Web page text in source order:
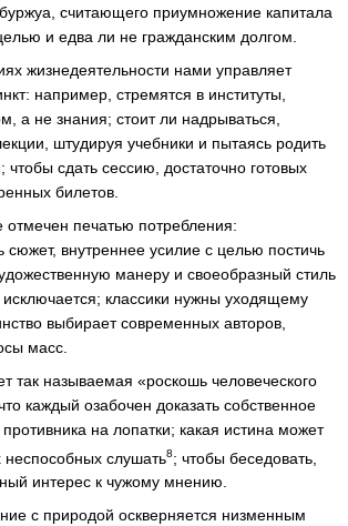
считающего приумножение капитала
и едва ли не гражданским долгом.
жизнедеятельности нами управляет
например, стремятся в институты,
а не знания; стоит ли надрываться,
штудируя учебники и пытаясь родить
сдать сессию, достаточно готовых
билетов.
отмечен печатью потребления:
сюжет, внутреннее усилие с целью постичь
манеру и своеобразный стиль
классики нужны уходящему
выбирает современных авторов,
масс.
так называемая «роскошь человеческого
каждый озабочен доказать собственное
на лопатки; какая истина может
неспособных слушать8; чтобы беседовать,
интерес к чужому мнению.
с природой оскверняется низменным